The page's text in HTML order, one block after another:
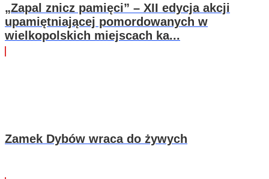
„Zapal znicz pamięci” – XII edycja akcji
upamiętniającej pomordowanych w
wielkopolskich miejscach ka...
Zamek Dybów wraca do żywych